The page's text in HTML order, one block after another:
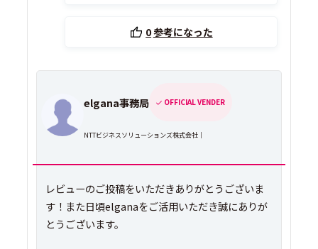
0参考になった
elgana事務局 OFFICIAL VENDER
NTTビジネスソリューションズ株式会社｜
レビューのご投稿をいただきありがとうございま
す！また日頃elganaをご活用いただき誠にありが
とうございます。